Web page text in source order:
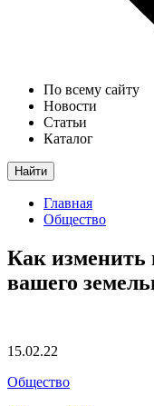
По всему сайту
Новости
Статьи
Каталог
Найти
Главная
Общество
Как изменить
вашего
15.02.22
Общество